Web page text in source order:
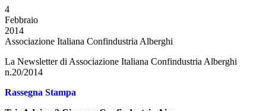
4
Febbraio
2014
Associazione Italiana Confindustria Alberghi
La Newsletter di Associazione Italiana Confindustria Alberghi
n.20/2014
Rassegna Stampa